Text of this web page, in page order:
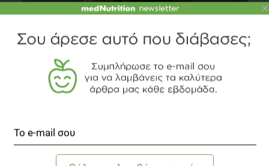
Αγκινάρα: Ο ανοιξιάτικος γευστικός «πειρασμός»
Διατροφή
3 λεπτά να διαβαστεί
×